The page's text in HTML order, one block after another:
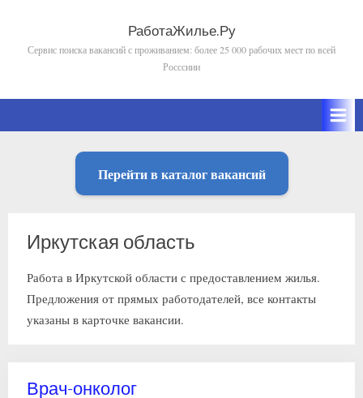
content
РаботаЖилье.Ру
Сервис поиска вакансий с проживанием: более 25 000 рабочих мест по всей
Росссиии
Перейти в каталог вакансий
Иркутская область
Работа в Иркутской области с предоставлением жилья.
Предложения от прямых работодателей, все контакты
указаны в карточке вакансии.
Врач-онколог